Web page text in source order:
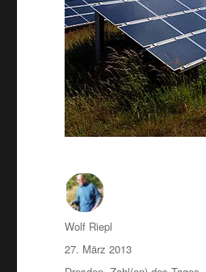
Autor
Wolf Riepl
Veröffentlicht
am
27. März 2013